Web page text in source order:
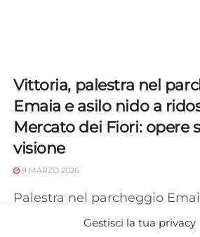
Gestisci la tua privacy
Vittoria, palestra nel
Emaia e asilo nido a
Mercato dei Fiori: opere
visione
9 MARZO 2026
Palestra nel parcheggio
nido a ridosso del Mercato dei